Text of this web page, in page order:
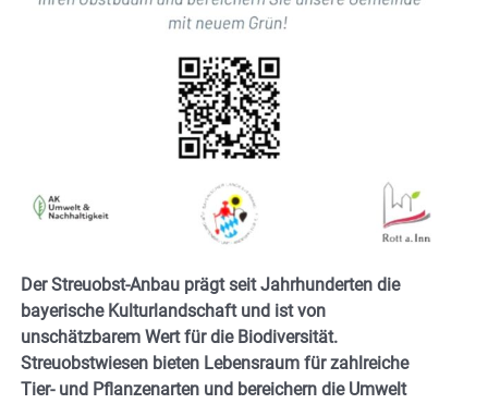
Der Streuobst-Anbau prägt seit Jahrhunderten die
bayerische Kulturlandschaft und ist von
unschätzbarem Wert für die Biodiversität.
Streuobstwiesen bieten Lebensraum für zahlreiche
Tier- und Pflanzenarten und bereichern die Umwelt